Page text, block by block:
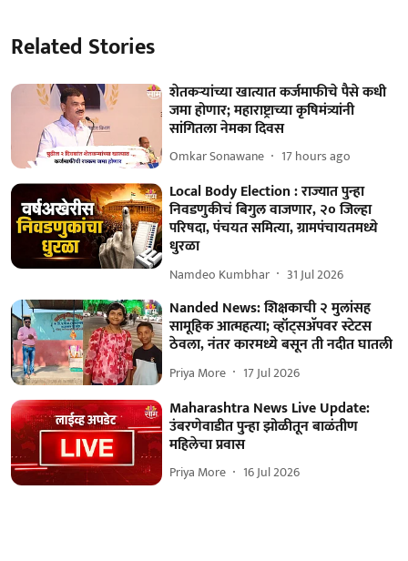
Related Stories
शेतकऱ्यांच्या खात्यात कर्जमाफीचे पैसे कधी
जमा होणार; महाराष्ट्राच्या कृषिमंत्र्यांनी
सांगितला नेमका दिवस
Omkar Sonawane 17 hours ago
Local Body Election : राज्यात पुन्हा
निवडणुकीचं बिगुल वाजणार, २० जिल्हा
परिषदा, पंचयत समित्या, ग्रामपंचायतमध्ये
धुरळा
Namdeo Kumbhar 31 Jul 2026
Nanded News: शिक्षकाची २ मुलांसह
सामूहिक आत्महत्या; व्हॉट्सअ‍ॅपवर स्टेटस
ठेवला, नंतर कारमध्ये बसून ती नदीत घातली
Priya More 17 Jul 2026
Maharashtra News Live Update:
उंबरणेवाडीत पुन्हा झोळीतून बाळंतीण
महिलेचा प्रवास
Priya More 16 Jul 2026